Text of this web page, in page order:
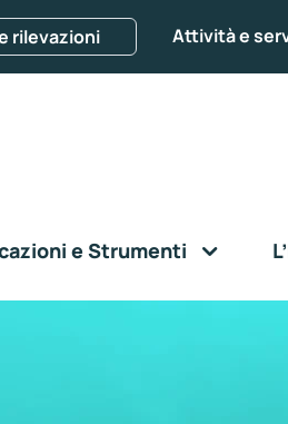
rilevazioni Attività e
e Strumenti